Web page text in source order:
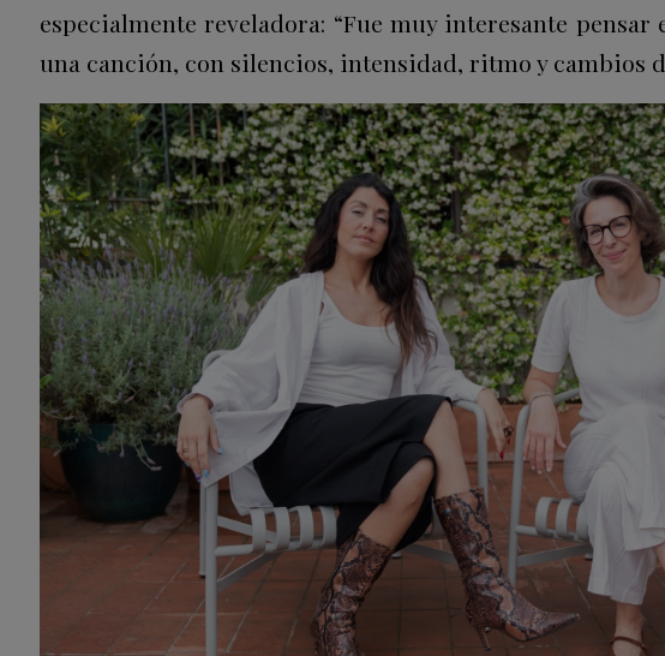
especialmente reveladora: “Fue muy interesante
una canción, con silencios, intensidad, ritmo y cambios